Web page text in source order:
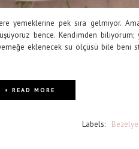
yemeklerine pek sıra gelmiyor.
bence. Kendimden biliyorum;
eklenecek su ölçüsü bile beni
+ READ MORE
Labels: Bezelye